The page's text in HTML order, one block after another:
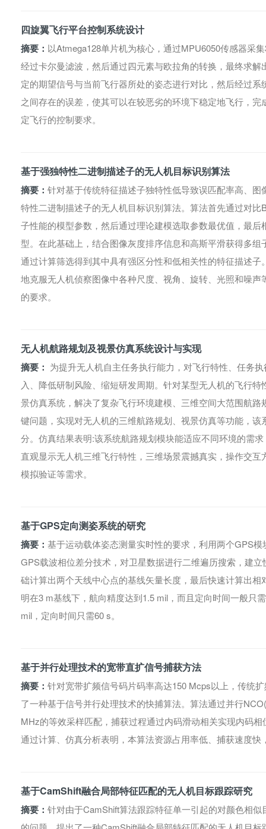
四旋翼飞行平台控制系统设计
摘要： 以Atmega128单片机为核心，通过MPU6050传感器采
经过卡尔曼滤波，然后通过四元素与欧拉角的转换，最终求
定的期望信号与当前飞行器所处的姿态进行对比，然后经过
之间存在的误差，使其可以在较恶劣的环境下稳定地飞行，
定飞行的控制要求。
基于强独特性二进制描述子的无人机目标识别算法
摘要： 针对基于传统特征描述子独特性低导致误匹配率高、
特性二进制描述子的无人机目标识别算法。算法首先通过对
子性能的模型参数，然后通过理论建模选取参数最优值，最
型。在此基础上，结合图像灰度排序信息和高斯平滑获得多
通过计算筛选得到其中具有强区分性和低相关性的特征描述
地克服无人机侦察图像中各种尺度、视角、旋转、光照和噪
的要求。
无人机航路规划及视景仿真系统设计与实现
摘要： 为提升无人机自主任务执行能力，对飞行特性、任务
入、降低研制风险、缩短研发周期。针对某型无人机的飞行
景仿真系统，解决了复杂飞行环境建模、三维空间大范围航
键问题，实现对无人机的三维航路规划、视景仿真等功能，
分。仿真结果表明:该系统航路规划模块能适应不同环境的需
直观显示无人机三维飞行特性，三维场景震撼真实，操作交
模拟验证等需求。
基于GPS定向测姿系统的研究
摘要： 基于运动载体姿态测量实时性的要求，利用两个GPS
GPS载波相位差分技术，对卫星数据进行二维遍历搜索，建
础计算出两个天线中心点的基线矢量长度，最后快速计算出
明在3 m基线下，航向精度达到1.5 mil，而且定向时间一般只
mil，定向时间只需60 s。
基于并行处理技术的宽带直扩信号捕获方法
摘要： 针对宽带扩频信号码片码率高达150 Mcps以上，传统
了一种基于信号并行处理技术的快捕算法。算法通过并行
MHz的等效采样匹配，捕获过程通过内码滑动相关实现内码
通过计算、仿真分析表明，本算法资源占用率低、捕获速度
基于CamShift融合局部特征匹配的无人机目标跟踪研究
摘要： 针对由于CamShift算法跟踪特征单一引起的对颜色相